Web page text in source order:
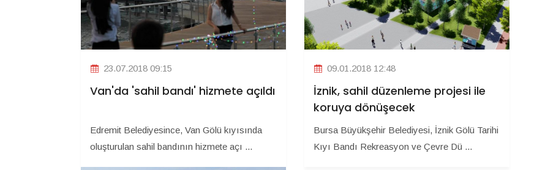
23.07.2018 09:15
Van'da 'sahil bandı' hizmete açıldı
Edremit Belediyesince, Van Gölü kıyısında
oluşturulan sahil bandının hizmete açı ...
09.01.2018 12:48
İznik, sahil düzenleme projesi ile
koruya dönüşecek
Bursa Büyükşehir Belediyesi, İznik Gölü Tarihi
Kıyı Bandı Rekreasyon ve Çevre Dü ...